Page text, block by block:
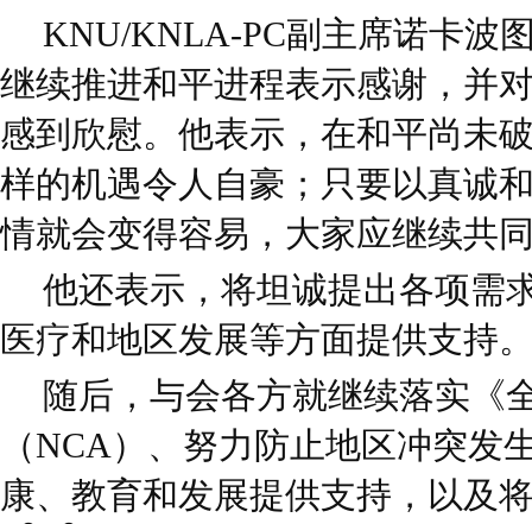
KNU/KNLA-PC副主席诺卡波
继续推进和平进程表示感谢，并
感到欣慰。他表示，在和平尚未
样的机遇令人自豪；只要以真诚
情就会变得容易，大家应继续共
他还表示，将坦诚提出各项需
医疗和地区发展等方面提供支持
随后，与会各方就继续落实《
（NCA）、努力防止地区冲突发
康、教育和发展提供支持，以及